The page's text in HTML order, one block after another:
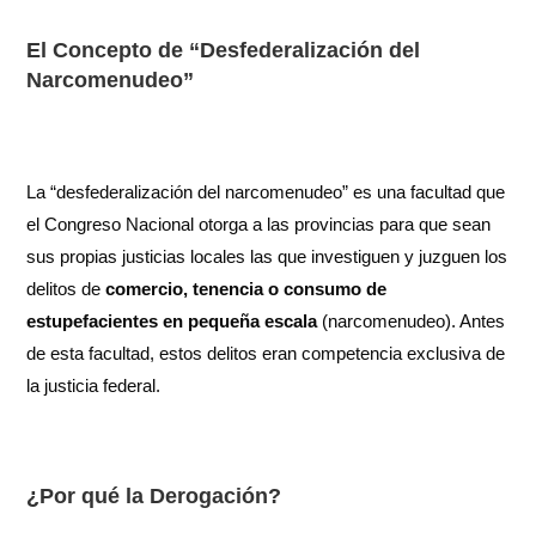
El Concepto de “Desfederalización del
Narcomenudeo”
La “desfederalización del narcomenudeo” es una facultad que
el Congreso Nacional otorga a las provincias para que sean
sus propias justicias locales las que investiguen y juzguen los
delitos decomercio, tenencia o consumo de
estupefacientes en pequeña escala(narcomenudeo). Antes
de esta facultad, estos delitos eran competencia exclusiva de
la justicia federal.
¿Por qué la Derogación?